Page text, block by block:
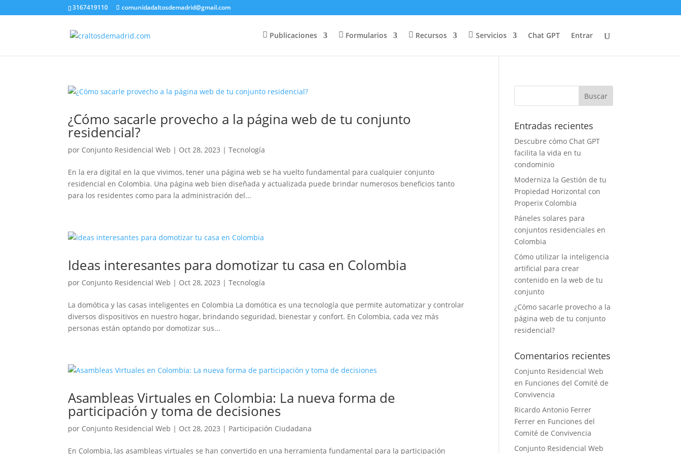
3167419110 comunidadaltosdemadrid@gmail.com
Publicaciones Formularios Recursos Servicios Chat GPT Entrar
¿Cómo sacarle provecho a la página web de tu conjunto
residencial?
por Conjunto Residencial Web | Oct 28, 2023 |Tecnología
En la era digital en la que vivimos, tener una página web se ha vuelto fundamental para cualquier conjunto
residencial en Colombia. Una página web bien diseñada y actualizada puede brindar numerosos beneficios tanto
para los residentes como para la administración del...
Ideas interesantes para domotizar tu casa en Colombia
por Conjunto Residencial Web | Oct 28, 2023 |Tecnología
La domótica y las casas inteligentes en Colombia La domótica es una tecnología que permite automatizar y controlar
diversos dispositivos en nuestro hogar, brindando seguridad, bienestar y confort. En Colombia, cada vez más
personas están optando por domotizar sus...
Asambleas Virtuales en Colombia: La nueva forma de
participación y toma de decisiones
por Conjunto Residencial Web | Oct 28, 2023 | Participación Ciudadana
En Colombia, las asambleas virtuales se han convertido en una herramienta fundamental para la participación
Entradas recientes
Descubre cómo Chat GPT
facilita la vida en tu
condominio
Moderniza la Gestión de tu
Propiedad Horizontal con
Properix Colombia
Páneles solares para
conjuntos residenciales en
Colombia
Cómo utilizar la inteligencia
artificial para crear
contenido en la web de tu
conjunto
¿Cómo sacarle provecho a la
página web de tu conjunto
residencial?
Comentarios recientes
Conjunto Residencial Web
en Funciones del Comité de
Convivencia
Ricardo Antonio Ferrer
Ferrer en Funciones del
Comité de Convivencia
Conjunto Residencial Web